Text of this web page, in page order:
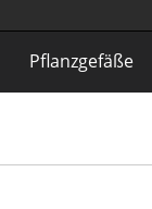
Pflanzgefäße